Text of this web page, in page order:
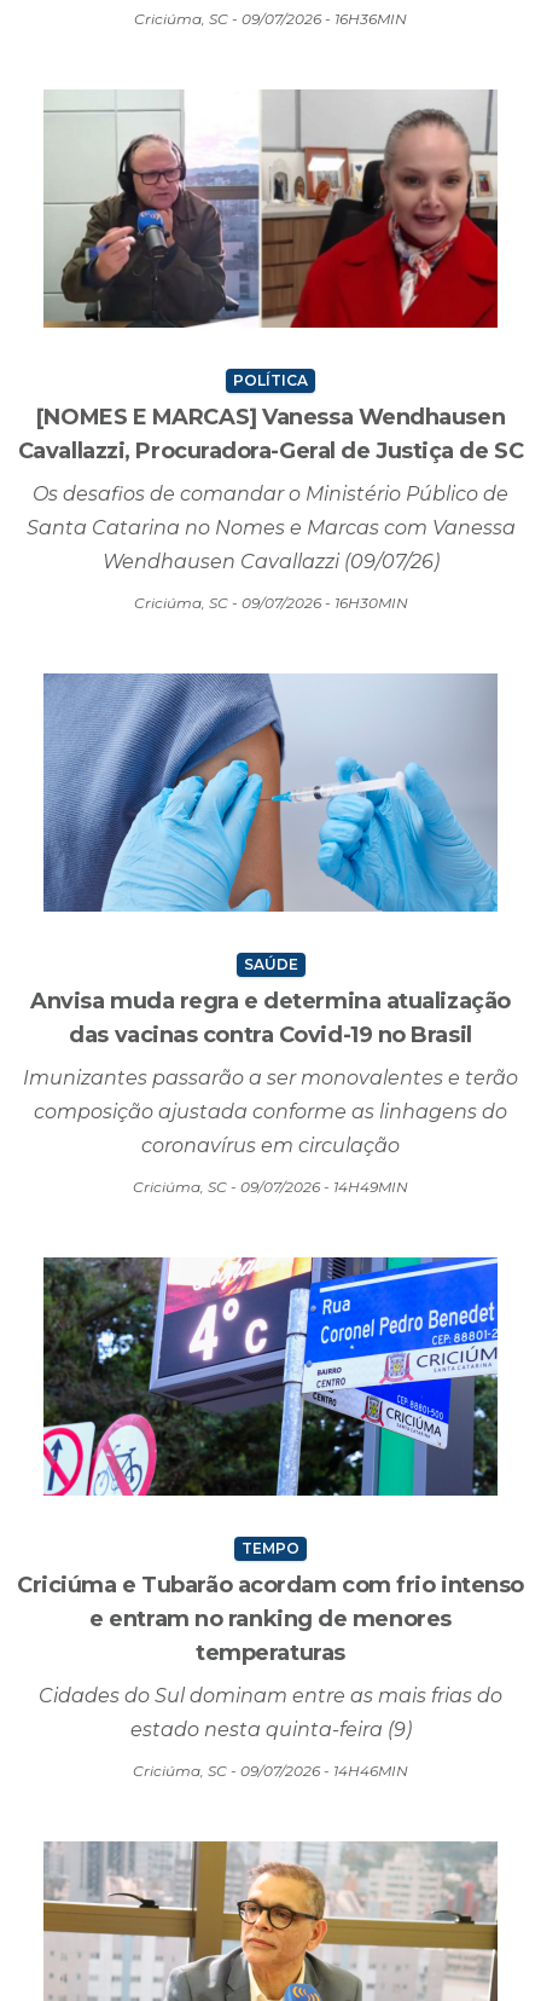
Criciúma, SC - 09/07/2026 - 16H36MIN
POLÍTICA
[NOMES E MARCAS] Vanessa Wendhausen
Cavallazzi, Procuradora-Geral de Justiça de SC
Os desafios de comandar o Ministério Público de
Santa Catarina no Nomes e Marcas com Vanessa
Wendhausen Cavallazzi (09/07/26)
Criciúma, SC - 09/07/2026 - 16H30MIN
SAÚDE
Anvisa muda regra e determina atualização
das vacinas contra Covid-19 no Brasil
Imunizantes passarão a ser monovalentes e terão
composição ajustada conforme as linhagens do
coronavírus em circulação
Criciúma, SC - 09/07/2026 - 14H49MIN
TEMPO
Criciúma e Tubarão acordam com frio intenso
e entram no ranking de menores
temperaturas
Cidades do Sul dominam entre as mais frias do
estado nesta quinta-feira (9)
Criciúma, SC - 09/07/2026 - 14H46MIN